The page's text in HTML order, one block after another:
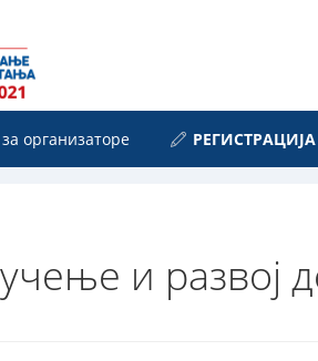
организаторе
и развој